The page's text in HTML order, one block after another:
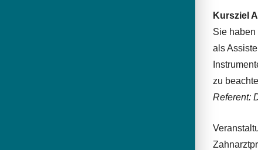
Kursziel
Sie
als
zu
Referent: